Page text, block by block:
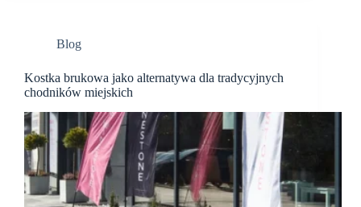
Blog
Kostka brukowa jako alternatywa dla tradycyjnych
chodników miejskich